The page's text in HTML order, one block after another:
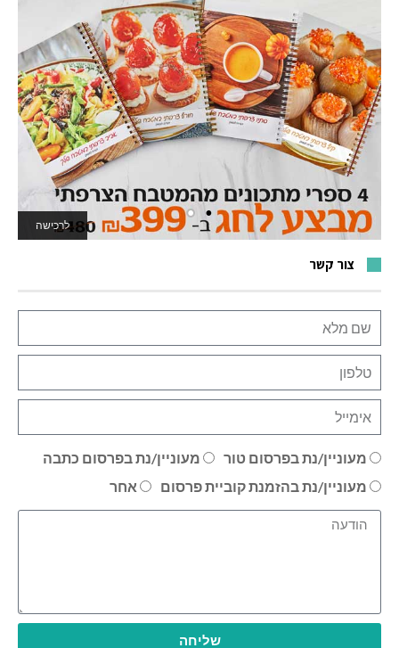
לרכישה
לאתר המשחקים
צור קשר
מעוניין/נת בפרסום טור
מעוניין/נת בפרסום כתבה
מעוניין/נת בהזמנת קוביית פרסום
אחר
שליחה